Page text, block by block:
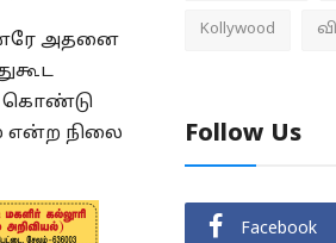
அதனை
கொண்டு
என்ற நிலை
Kollywood
Follow Us
Facebook